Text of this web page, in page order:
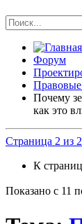
Форум
Почему
как это
Страница 2 из 2
К
Показано с 11